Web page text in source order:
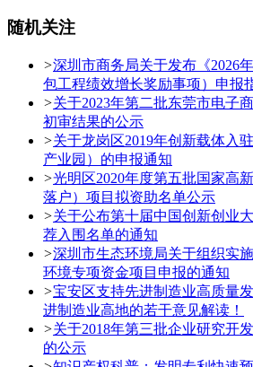
随机关注
>深圳市商务局关于发布《2026
包工程绩效增长奖励事项）申报
>关于2023年第二批东莞市电子
初审结果的公示
>关于龙岗区2019年创新载体入
产业园）的申报通知
>光明区2020年度第五批国家高
落户）项目拟资助名单公示
>关于公布第十届中国创新创业
荐入围名单的通知
>深圳市生态环境局关于组织实
环境专项资金项目申报的通知
>宝安区支持先进制造业高质量
进制造业高地的若干意见解读！
>关于2018年第三批企业研究开
的公示